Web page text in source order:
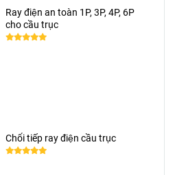
Ray điện an toàn 1P, 3P, 4P, 6P
cho cầu trục
Chổi tiếp ray điện cầu trục